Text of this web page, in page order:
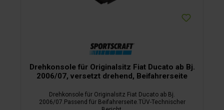
Drehkonsole für Originalsitz Fiat Ducato ab Bj.
2006/07, versetzt drehend, Beifahrerseite
Drehkonsole für Originalsitz Fiat Ducato ab Bj.
2006/07.Passend für Beifahrerseite.TÜV-Technischer